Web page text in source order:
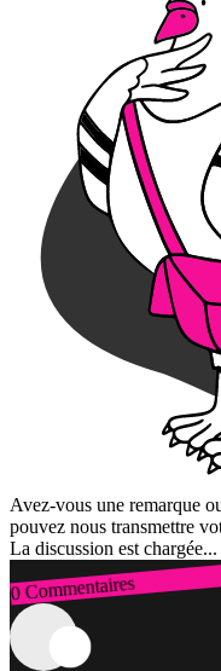
Avez-vous une remarque
pouvez nous transmettre
La discussion est chargée...
0 Commentaires
Connexion